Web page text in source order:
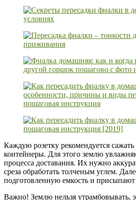
Каждую розетку рекомендуется
контейнеры. Для этого землю
процесса доставания. Их нужно
среза обработать толченым углем.
подготовленную емкость и присыпают
Важно! Землю нельзя утрамбовывать,